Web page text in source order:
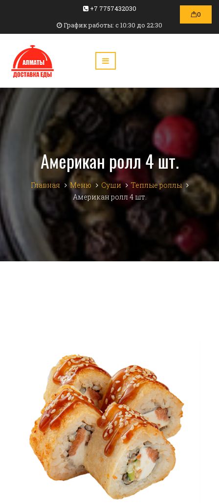
+7 7757432030
График работы: c 10:30 до 22:30
0
Американ ролл 4 шт.
Главная Меню Суши
Теплые роллы
Американ ролл 4 шт.